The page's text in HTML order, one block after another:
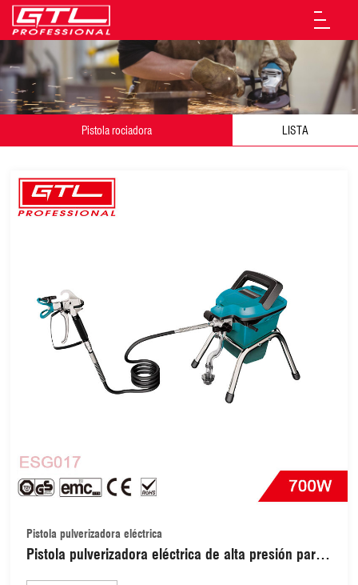
Pistola rociadora LISTA
Pistola pulverizadora eléctrica
Pistola pulverizadora eléctrica de alta presión para